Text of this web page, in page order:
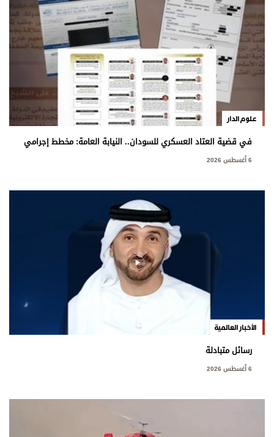
علوم الدار
في قضية العتاد العسكري للسودان.. النيابة العامة: مخطط إجرامي
استهدف المساس بسيادة الدولة6 أغسطس 2026
الأخبار العالمية
رسائل متبادلة
6 أغسطس 2026